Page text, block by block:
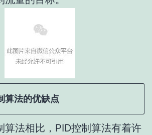
算法的优缺点
算法相比，PID控制算法有着许